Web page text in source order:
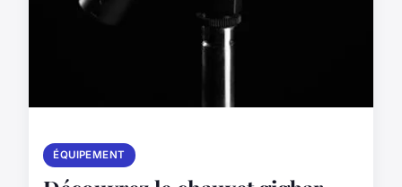
ÉQUIPEMENT